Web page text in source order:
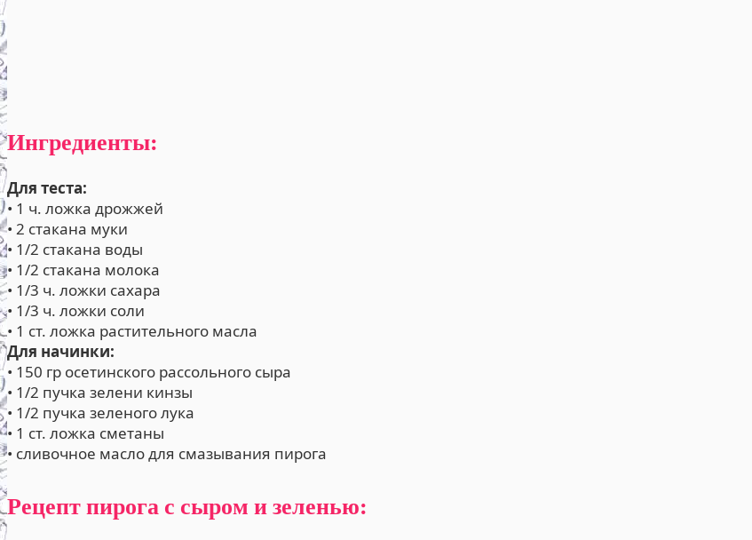
Ингредиенты:
Для теста:
• 1 ч. ложка дрожжей
• 2 стакана муки
• 1/2 стакана воды
• 1/2 стакана молока
• 1/3 ч. ложки сахара
• 1/3 ч. ложки соли
• 1 ст. ложка растительного масла
Для начинки:
• 150 гр осетинского рассольного сыра
• 1/2 пучка зелени кинзы
• 1/2 пучка зеленого лука
• 1 ст. ложка сметаны
• сливочное масло для смазывания пирога
Рецепт пирога с сыром и зеленью: